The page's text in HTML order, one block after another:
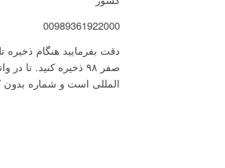
00989361922000
صفر ۹۸ ذخیره کنید.
المللی است و شماره بدون